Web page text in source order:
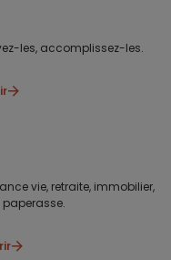
les, accomplissez-les.
vie, retraite, immobilier,